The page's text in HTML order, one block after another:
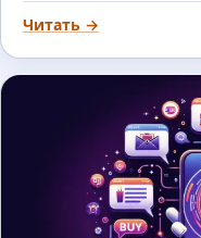
Читать →